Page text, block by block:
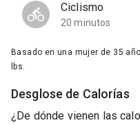
Ciclismo
20 minutos
Basado en una mujer de 35
lbs.
Desglose de Calorías
¿De dónde vienen las